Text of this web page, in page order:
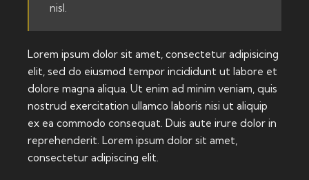
nisl.
Lorem ipsum dolor sit amet, consectetur adipisicing
elit, sed do eiusmod tempor incididunt ut labore et
dolore magna aliqua. Ut enim ad minim veniam, quis
nostrud exercitation ullamco laboris nisi ut aliquip
ex ea commodo consequat. Duis aute irure dolor in
reprehenderit. Lorem ipsum dolor sit amet,
consectetur adipiscing elit.